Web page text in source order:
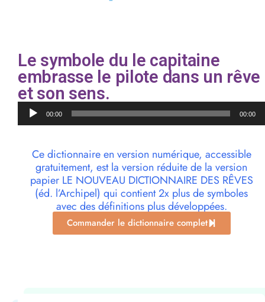
Le symbole du le capitaine
embrasse le pilote dans un rêve
et son sens.
Lecteur
audio00:00 00:00
Ce dictionnaire en version numérique, accessible
gratuitement, est la version réduite de la version
papier LE NOUVEAU DICTIONNAIRE DES RÊVES
(éd. l’Archipel) qui contient 2x plus de symboles
avec des définitions plus développées.
Commander le dictionnaire complet